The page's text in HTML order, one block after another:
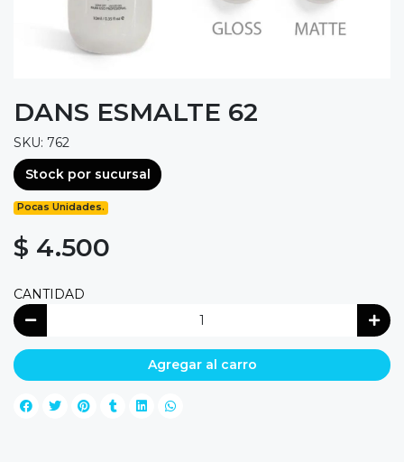
DANS ESMALTE 62
SKU: 762
Stock por sucursal
Pocas Unidades.
$ 4.500
CANTIDAD
Agregar al carro